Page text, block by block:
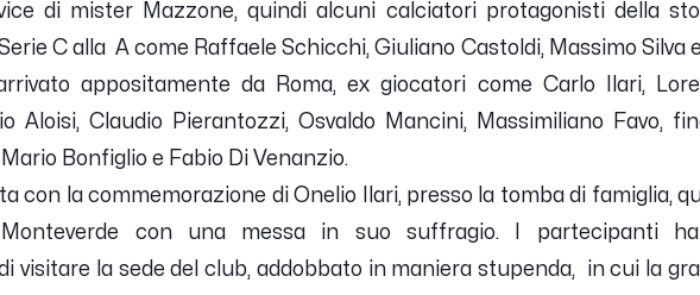
di mister Mazzone, quindi alcuni calciatori protagonisti della
C alla A come Raffaele Schicchi, Giuliano Castoldi, Massimo Silva
appositamente da Roma, ex giocatori come Carlo Ilari,
Aloisi, Claudio Pierantozzi, Osvaldo Mancini, Massimiliano Favo,
Bonfiglio e Fabio Di Venanzio.
con la commemorazione di Onelio Ilari, presso la tomba di famiglia,
con una messa in suo suffragio. I partecipanti
visitare la sede del club, addobbato in maniera stupenda, in cui la